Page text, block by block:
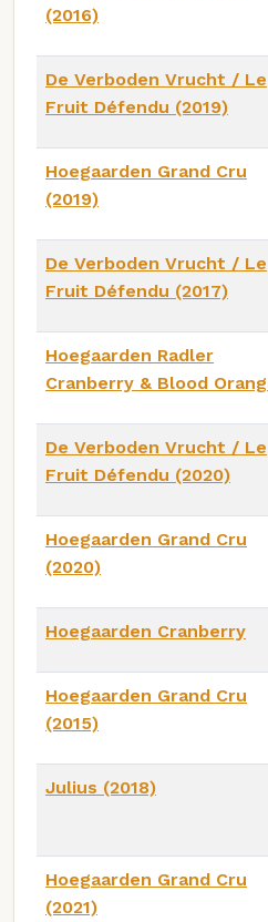
(2016)
De Verboden Vrucht / Le
Fruit Défendu (2019)
Hoegaarden Grand Cru
(2019)
De Verboden Vrucht / Le
Fruit Défendu (2017)
Hoegaarden Radler
Cranberry & Blood
De Verboden Vrucht / Le
Fruit Défendu (2020)
Hoegaarden Grand Cru
(2020)
Hoegaarden Cranberry
Hoegaarden Grand Cru
(2015)
Julius (2018)
Hoegaarden Grand Cru
(2021)